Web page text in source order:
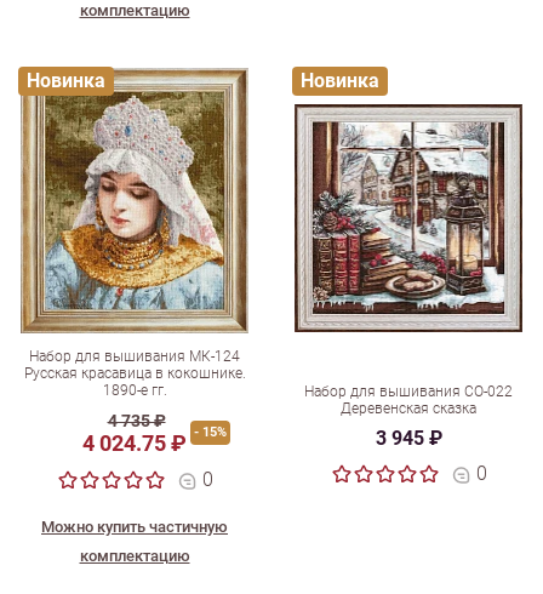
комплектацию
Набор для вышивания МК-124
Русская красавица в кокошнике.
1890-е гг.
4 735 ₽
4 024.75 ₽ - 15%
0
Можно купить частичную
комплектацию
Новинка
Набор для вышивания СО-022
Деревенская сказка
3 945 ₽
0
Новинка